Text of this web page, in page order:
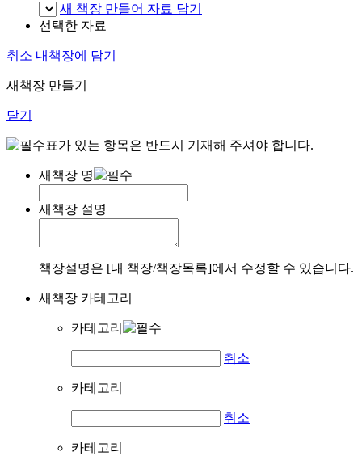
새 책장 만들어 자료 담기
선택한 자료
취소 내책장에 담기
새책장 만들기
닫기
표가 있는 항목은 반드시 기재해 주셔야 합니다.
새책장 명
새책장 설명
책장설명은 [내 책장/책장목록]에서 수정할 수 있습니다.
새책장 카테고리
카테고리
취소
카테고리
취소
카테고리